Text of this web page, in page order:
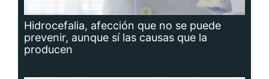
Hidrocefalia, afección que no se puede
prevenir, aunque sí las causas que la
producen